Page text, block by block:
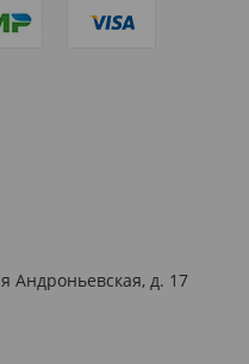
Андроньевская, д. 17